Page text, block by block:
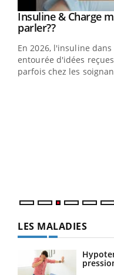
Youtube
Insuline & Charge
parler??Youtube
En 2026, l'insuline
entourée d'idées
parfois chez les
LES MALADIES